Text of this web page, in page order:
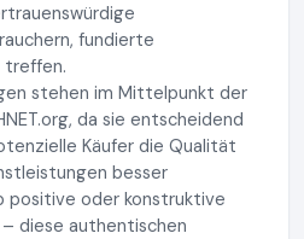
fundierte
treffen.
stehen im Mittelpunkt der
da sie entscheidend
Käufer die Qualität
besser
positive oder konstruktive
diese authentischen